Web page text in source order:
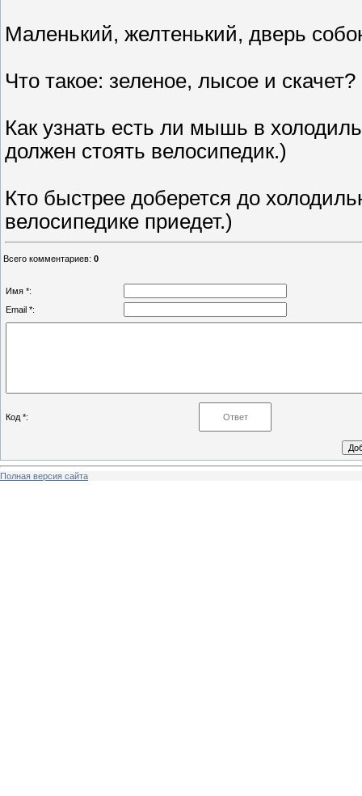
Маленький, желтенький, дверь
Что такое: зеленое, лысое и
Как узнать есть ли мышь в
должен стоять велосипедик.)
Кто быстрее доберется до
велосипедике приедет.)
Всего комментариев: 0
Имя *:
Email *:
Код *:
Полная версия сайта